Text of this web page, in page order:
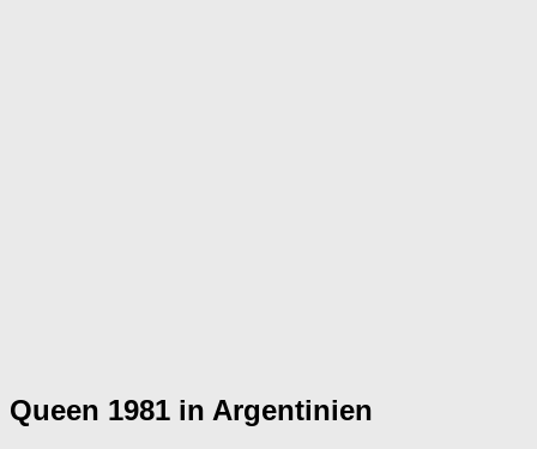
Queen 1981 in Argentinien